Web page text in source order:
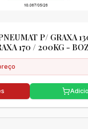
P/ GRAXA
G4 TAMBOR GRAXA 170